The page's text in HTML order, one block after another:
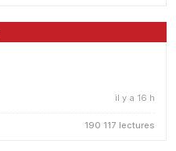
il y a 16 h
190 117 lectures